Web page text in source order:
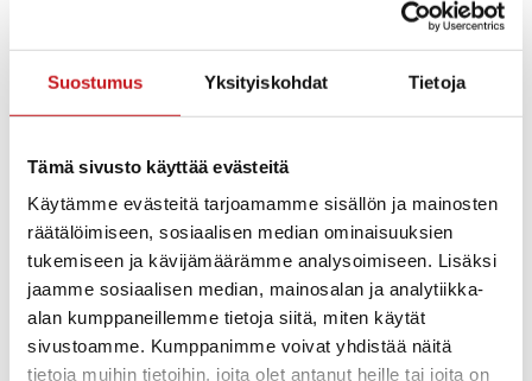
Suostumus Yksityiskohdat Tietoja
Tämä sivusto käyttää evästeitä
Käytämme evästeitä tarjoamamme sisällön ja mainosten
räätälöimiseen, sosiaalisen median ominaisuuksien
tukemiseen ja kävijämäärämme analysoimiseen. Lisäksi
jaamme sosiaalisen median, mainosalan ja analytiikka-
alan kumppaneillemme tietoja siitä, miten käytät
sivustoamme. Kumppanimme voivat yhdistää näitä
tietoja muihin tietoihin, joita olet antanut heille tai joita on
Reidar Särestöniemen taidenäyttely Rautalammin
museon taidesalissa 21.4. – 30.9.2026.
on Reidarin ja Yrjön rakkaus – rakkaus toisiinsa,
on osa Yrjö Kaijärven 130-vuotisjuhlavuotta.
Näyttelyssä on esillä myös ennen julkaisemattomia
Yrjö Kaijärven runoja Reidar Särestöniemelle.
Artikkelikuva: Reidar Särestöniemi, Rakastuneet
hylkeet / Seals in Love, 1972, öljy ja tempera / oil and